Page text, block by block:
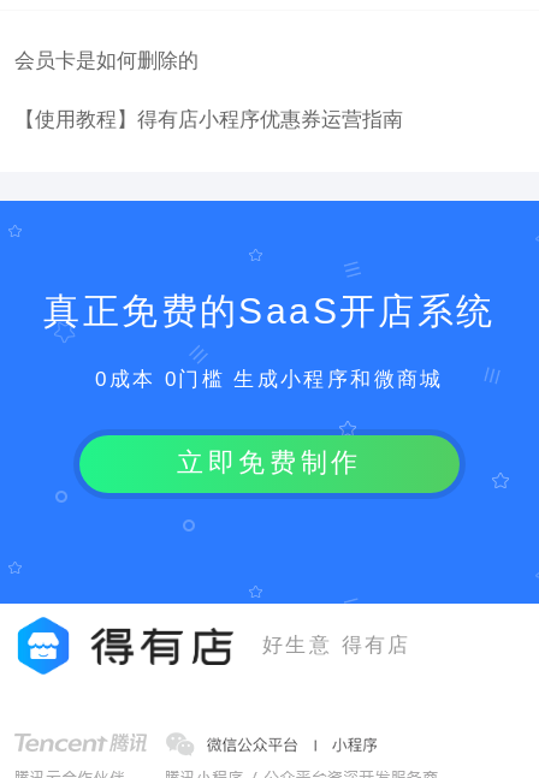
会员卡是如何删除的
【使用教程】得有店小程序优惠券运营指南
真正免费的SaaS开店系统
0成本 0门槛 生成小程序和微商城
立即免费制作
好生意 得有店